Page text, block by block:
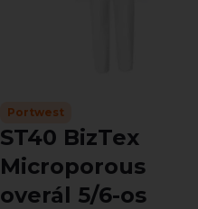
Portwest
ST40 BizTex
Microporous
overál 5/6-os